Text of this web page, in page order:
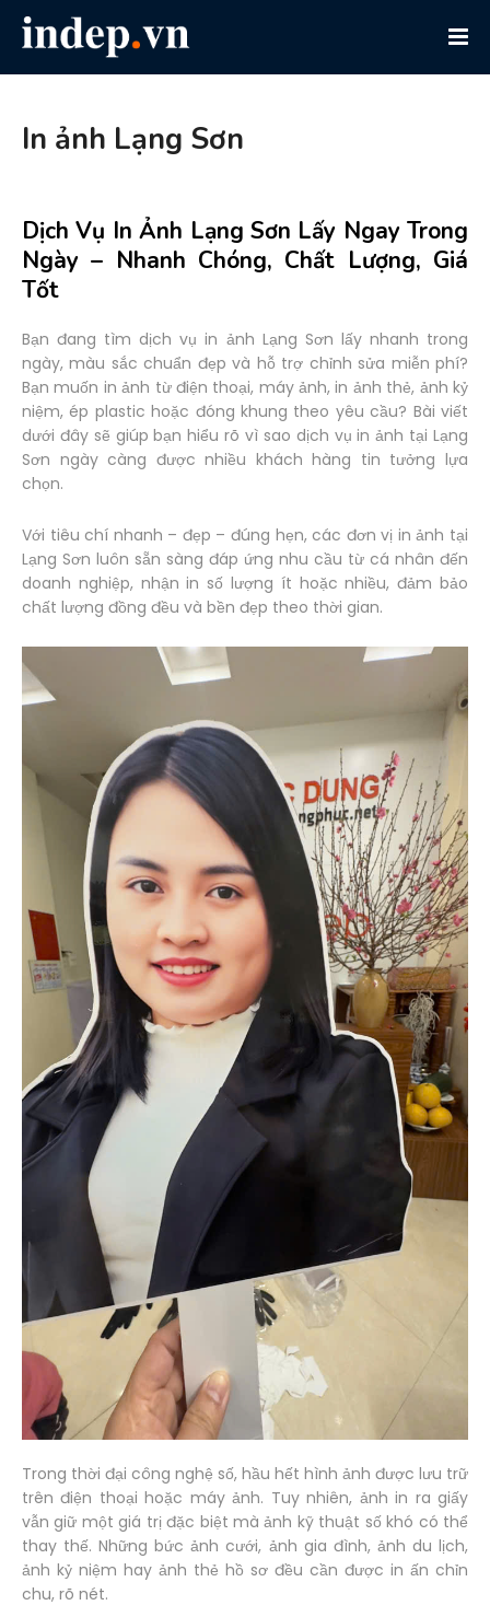
In ảnh Lạng Sơn
Dịch Vụ In Ảnh Lạng Sơn Lấy Ngay Trong
Ngày – Nhanh Chóng, Chất Lượng, Giá
Tốt
Bạn đang tìm dịch vụ in ảnh Lạng Sơn lấy nhanh trong
ngày, màu sắc chuẩn đẹp và hỗ trợ chỉnh sửa miễn phí?
Bạn muốn in ảnh từ điện thoại, máy ảnh, in ảnh thẻ, ảnh kỷ
niệm, ép plastic hoặc đóng khung theo yêu cầu? Bài viết
dưới đây sẽ giúp bạn hiểu rõ vì sao dịch vụ in ảnh tại Lạng
Sơn ngày càng được nhiều khách hàng tin tưởng lựa
chọn.
Với tiêu chí nhanh – đẹp – đúng hẹn, các đơn vị in ảnh tại
Lạng Sơn luôn sẵn sàng đáp ứng nhu cầu từ cá nhân đến
doanh nghiệp, nhận in số lượng ít hoặc nhiều, đảm bảo
chất lượng đồng đều và bền đẹp theo thời gian.
Trong thời đại công nghệ số, hầu hết hình ảnh được lưu trữ
trên điện thoại hoặc máy ảnh. Tuy nhiên, ảnh in ra giấy
vẫn giữ một giá trị đặc biệt mà ảnh kỹ thuật số khó có thể
thay thế. Những bức ảnh cưới, ảnh gia đình, ảnh du lịch,
ảnh kỷ niệm hay ảnh thẻ hồ sơ đều cần được in ấn chỉn
chu, rõ nét.